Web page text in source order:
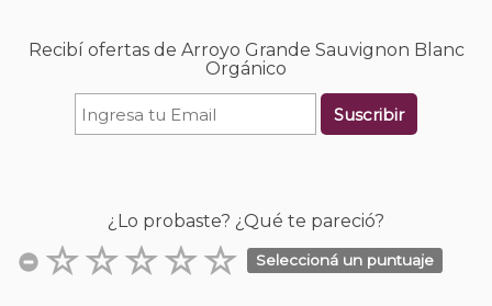
Recibí ofertas de Arroyo Grande Sauvignon Blanc
Orgánico
Suscribir
¿Lo probaste? ¿Qué te pareció?
Seleccioná un puntuaje